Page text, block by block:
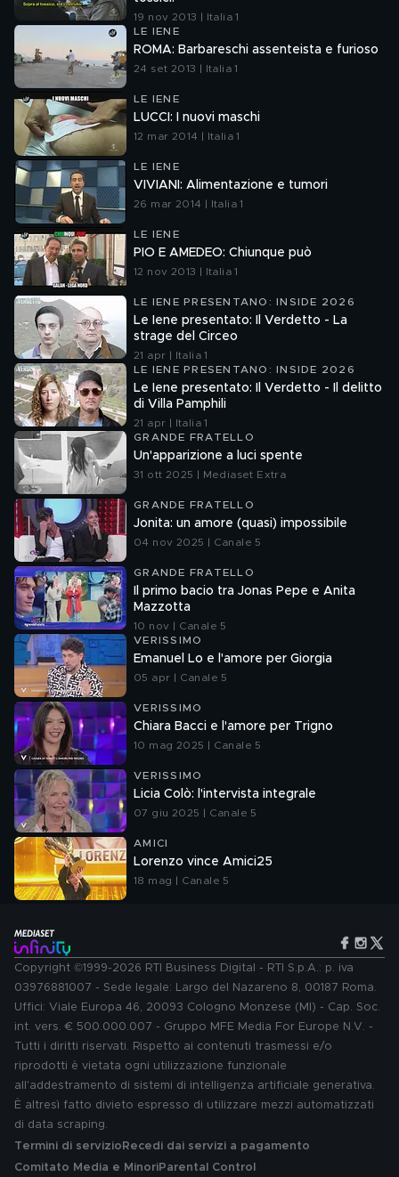
19 nov 2013 | Italia 1
LE IENE
ROMA: Barbareschi assenteista e furioso
24 set 2013 | Italia 1
LE IENE
LUCCI: I nuovi maschi
12 mar 2014 | Italia 1
LE IENE
VIVIANI: Alimentazione e tumori
26 mar 2014 | Italia 1
LE IENE
PIO E AMEDEO: Chiunque può
12 nov 2013 | Italia 1
LE IENE PRESENTANO: INSIDE 2026
Le Iene presentato: Il Verdetto - La
strage del Circeo
21 apr | Italia 1
LE IENE PRESENTANO: INSIDE 2026
Le Iene presentato: Il Verdetto - Il delitto
di Villa Pamphili
21 apr | Italia 1
GRANDE FRATELLO
Un'apparizione a luci spente
31 ott 2025 | Mediaset Extra
GRANDE FRATELLO
Jonita: un amore (quasi) impossibile
04 nov 2025 | Canale 5
GRANDE FRATELLO
Il primo bacio tra Jonas Pepe e Anita
Mazzotta
10 nov | Canale 5
VERISSIMO
Emanuel Lo e l'amore per Giorgia
05 apr | Canale 5
VERISSIMO
Chiara Bacci e l'amore per Trigno
10 mag 2025 | Canale 5
VERISSIMO
Licia Colò: l'intervista integrale
07 giu 2025 | Canale 5
AMICI
Lorenzo vince Amici25
18 mag | Canale 5
Copyright ©1999-2026 RTI Business Digital - RTI S.p.A.: p. iva
03976881007 - Sede legale: Largo del Nazareno 8, 00187 Roma.
Uffici: Viale Europa 46, 20093 Cologno Monzese (MI) - Cap. Soc.
int. vers. € 500.000.007 - Gruppo MFE Media For Europe N.V. -
Tutti i diritti riservati. Rispetto ai contenuti trasmessi e/o
riprodotti è vietata ogni utilizzazione funzionale
all'addestramento di sistemi di intelligenza artificiale generativa.
È altresì fatto divieto espresso di utilizzare mezzi automatizzati
di data scraping.
Termini di servizio Recedi dai servizi a pagamento
Comitato Media e MinoriParental Control